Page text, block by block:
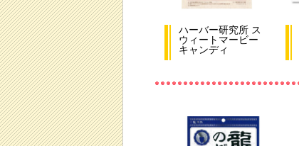
ハーバー研究所 ス
ウィートマービー
キャンディ